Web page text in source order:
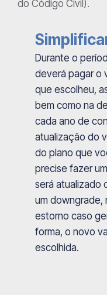
do Código Civil).
Durante o
deverá pagar o
que escolheu,
bem como na
cada ano de
atualização do
do plano que
precise fazer
será atualizado
um downgrade,
estorno caso
forma, o novo
escolhida.